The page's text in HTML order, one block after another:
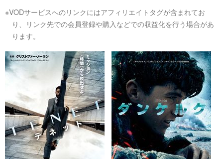
※VODサービスへのリンクにはアフィリエイトタグが含まれてお
り、リンク先での会員登録や購入などでの収益化を行う場合があ
ります。